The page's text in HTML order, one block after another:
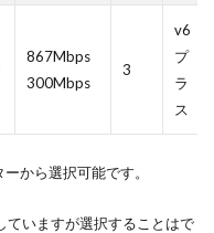
867Mbps
300Mbps
3
v6
プ
ラ
ス
から選択可能です。
いますが選択することはで